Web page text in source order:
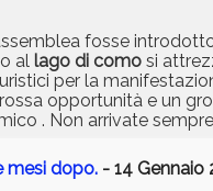
fosse
al lago di como si
per la
opportunità e un
. Non arrivate
mesi dopo. - 14 Gennaio